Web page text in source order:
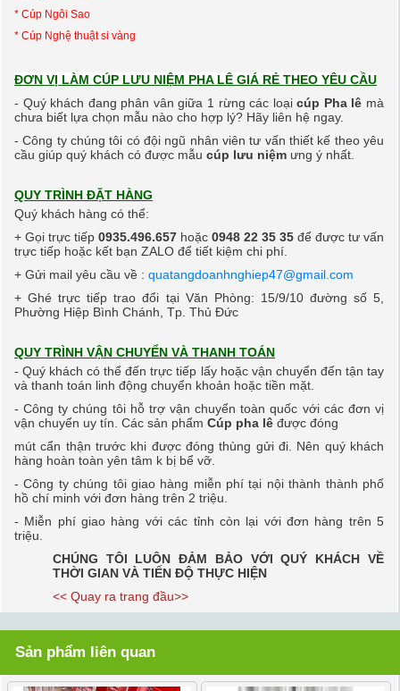
* Cúp Ngôi Sao
* Cúp Nghệ thuật si vàng
ĐƠN VỊ LÀM CÚP LƯU NIỆM PHA LÊ GIÁ RẺ THEO YÊU CẦU
- Quý khách đang phân vân giữa 1 rừng các loạicúp Pha lê mà
chưa biết lựa chọn mẫu nào cho hợp lý? Hãy liên hệ ngay.
- Công ty chúng tôi có đội ngũ nhân viên tư vấn thiết kế theo yêu
cầu giúp quý khách có được mẫu cúp lưu niệm ưng ý nhất.
QUY TRÌNH ĐẶT HÀNG
Quý khách hàng có thể:
+ Gọi trực tiếp 0935.496.657 hoặc 0948 22 35 35 để được tư vấn
trực tiếp hoặc kết bạn ZALO để tiết kiệm chi phí.
+ Gửi mail yêu cầu về : quatangdoanhnghiep47@gmail.com
+ Ghé trực tiếp trao đổi tại Văn Phòng: 15/9/10 đường số 5,
Phường Hiệp Bình Chánh, Tp. Thủ Đức
QUY TRÌNH VẬN CHUYỂN VÀ THANH TOÁN
- Quý khách có thể đến trực tiếp lấy hoặc vận chuyển đến tận tay
và thanh toán linh động chuyển khoản hoặc tiền mặt.
- Công ty chúng tôi hỗ trợ vận chuyển toàn quốc với các đơn vị
vận chuyển uy tín. Các sản phẩm Cúp pha lê được đóng
mút cẩn thận trước khi được đóng thùng gửi đi. Nên quý khách
hàng hoàn toàn yên tâm k bị bể vỡ.
- Công ty chúng tôi giao hàng miễn phí tại nội thành thành phố
hồ chí minh với đơn hàng trên 2 triệu.
- Miễn phí giao hàng với các tỉnh còn lại với đơn hàng trên 5
triệu.
CHÚNG TÔI LUÔN ĐẢM BẢO VỚI QUÝ KHÁCH VỀ
THỜI GIAN VÀ TIẾN ĐỘ THỰC HIỆN
<< Quay ra trang đầu>>
Sản phẩm liên quan